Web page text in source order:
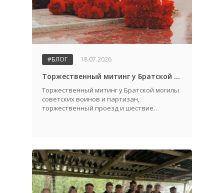
#БЛОГ 18.07.2026
Торжественный митинг у Братской могилы советских воинов и партизан, посвященный Дню города и Дню освобождения Жабинковского района от немецко-фашистских захватчиков
Торжественный митинг у Братской могилы
советских воинов и партизан,
торжественный проезд и шествие